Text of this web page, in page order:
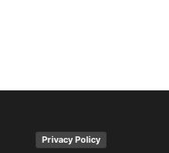
Privacy Policy